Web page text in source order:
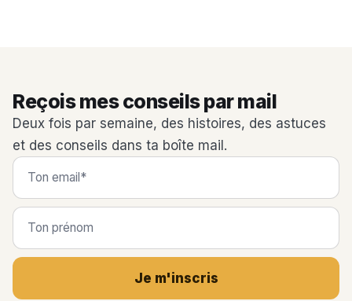
Reçois mes conseils par mail
Deux fois par semaine, des histoires, des astuces
et des conseils dans ta boîte mail.
Je m'inscris